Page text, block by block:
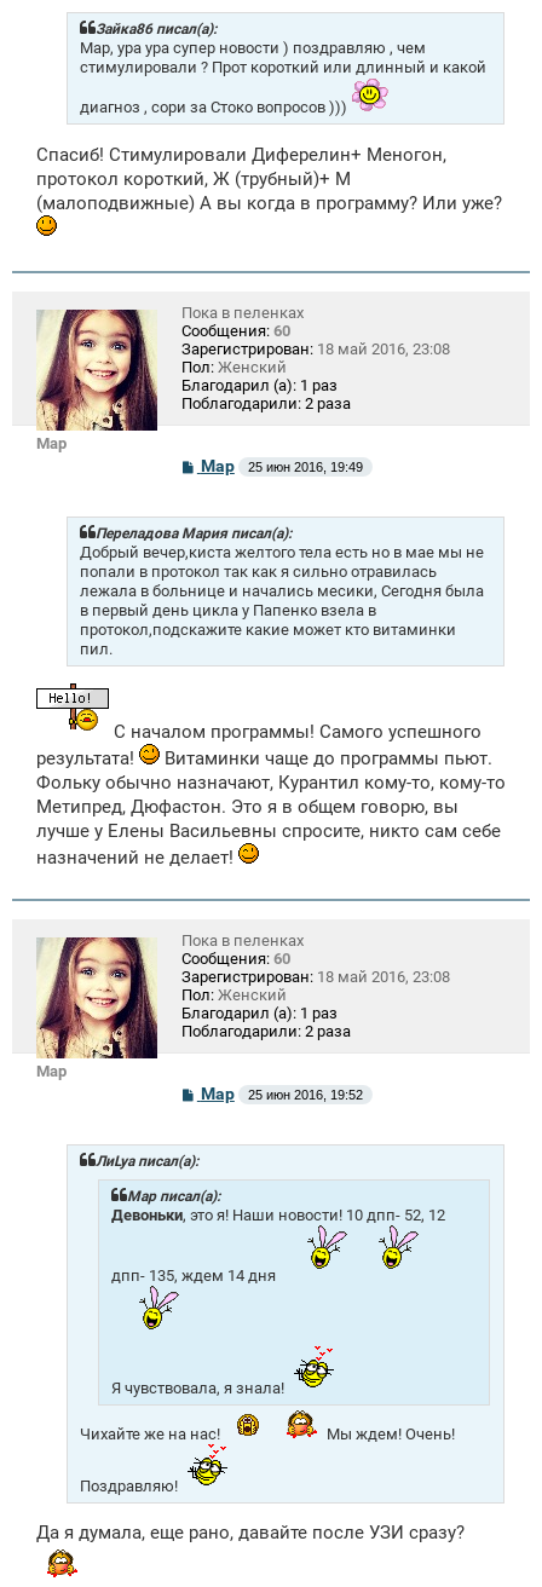
б
щ
е
н
и
Зайка86 писал(а):
Мар, ура ура супер новости ) поздравляю , чем
стимулировали ? Прот короткий или длинный и какой
диагноз , сори за Стоко вопросов )))
Спасиб! Стимулировали Диферелин+ Меногон,
протокол короткий, Ж (трубный)+ М
(малоподвижные) А вы когда в программу? Или уже?
Mар
Пока в пеленках
Сообщения: 60
Зарегистрирован: 18 май 2016, 23:08
Пол: Женский
Благодарил (а): 1 раз
Поблагодарили: 2 раза
С
о
б
щ
е
н
и
е
Mар 25 июн 2016, 19:49
Переладова Мария писал(а):
Добрый вечер,киста желтого тела есть но в мае мы не
попали в протокол так как я сильно отравилась
лежала в больнице и начались месики, Сегодня была
в первый день цикла у Папенко взела в
протокол,подскажите какие может кто витаминки
пил.
С началом программы! Самого успешного
результата!
Витаминки чаще до программы пьют.
Фольку обычно назначают, Курантил кому-то, кому-то
Метипред, Дюфастон. Это я в общем говорю, вы
лучше у Елены Васильевны спросите, никто сам себе
назначений не делает!
Mар
Пока в пеленках
Сообщения: 60
Зарегистрирован: 18 май 2016, 23:08
Пол: Женский
Благодарил (а): 1 раз
Поблагодарили: 2 раза
С
б
щ
е
н
и
Mар 25 июн 2016, 19:52
ЛиLya писал(а):
Mар писал(а):
Девоньки, это я! Наши новости! 10 дпп- 52, 12
дпп- 135, ждем 14 дня
Я чувствовала, я знала!
Чихайте же на нас! Мы ждем! Очень!
Поздравляю!
Да я думала, еще рано, давайте после УЗИ сразу?